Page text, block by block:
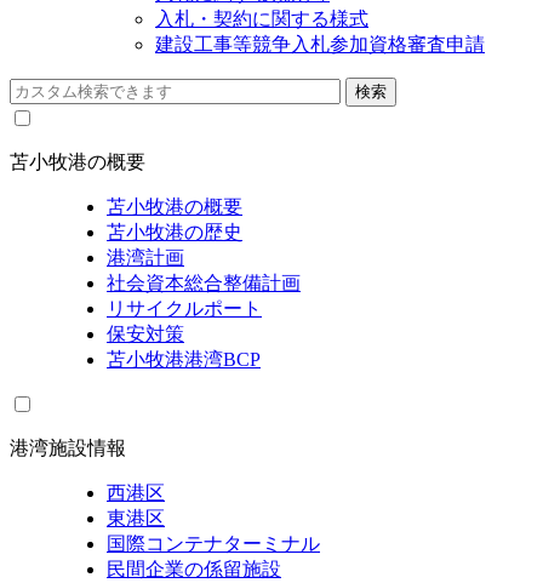
入札・契約に関する様式
建設工事等競争入札参加資格審査申請
苫小牧港の概要
苫小牧港の概要
苫小牧港の歴史
港湾計画
社会資本総合整備計画
リサイクルポート
保安対策
苫小牧港港湾BCP
港湾施設情報
西港区
東港区
国際コンテナターミナル
民間企業の係留施設